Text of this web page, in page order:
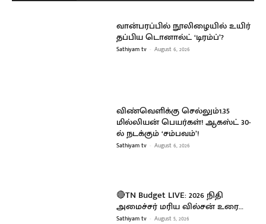
வான்பரப்பில் நூலிழையில் உயிர்
தப்பிய டொனால்ட் ‘டிரம்ப்’?
Sathiyam tv - August 6, 2026
விண்வெளிக்கு செல்லும்1.35
மில்லியன் பெயர்கள்! ஆகஸ்ட் 30-
ல் நடக்கும் ‘சம்பவம்’!
Sathiyam tv - August 6, 2026
🔴TN Budget LIVE: 2026 நிதி
அமைச்சர் மரிய வில்சன் உரை…
Sathiyam tv - August 5, 2026